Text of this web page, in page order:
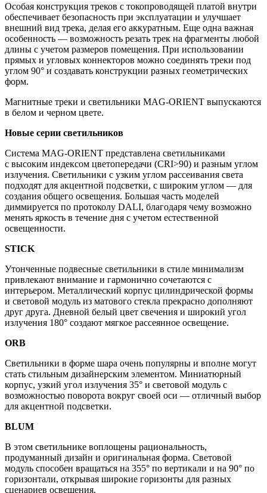
Особая конструкция треков с токопроводящей платой внутри
обеспечивает безопасность при эксплуатации и улучшает
внешний вид трека, делая его аккуратным. Еще одна важная
особенность — возможность резать трек на фрагменты любой
длины с учетом размеров помещения. При использовании
прямых и угловых коннекторов можно соединять треки под
углом 90° и создавать конструкции разных геометрических
форм.
Магнитные треки и светильники MAG-ORIENT выпускаются
в белом и черном цвете.
Новые серии светильников
Система MAG-ORIENT представлена светильниками
с высоким индексом цветопередачи (CRI>90) и разным углом
излучения. Светильники с узким углом рассеивания света
подходят для акцентной подсветки, с широким углом — для
создания общего освещения. Большая часть моделей
диммируется по протоколу DALI, благодаря чему возможно
менять яркость в течение дня с учетом естественной
освещенности.
STICK
Утонченные подвесные светильники в стиле минимализм
привлекают внимание и гармонично сочетаются с
интерьером. Металлический корпус цилиндрической формы
и световой модуль из матового стекла прекрасно дополняют
друг друга. Дневной белый цвет свечения и широкий угол
излучения 180° создают мягкое рассеянное освещение.
ORB
Светильники в форме шара очень популярны и вполне могут
стать стильным дизайнерским элементом. Миниатюрный
корпус, узкий угол излучения 35° и световой модуль с
возможностью поворота вокруг своей оси — отличный выбор
для акцентной подсветки.
BLUM
В этом светильнике воплощены рациональность,
продуманный дизайн и оригинальная форма. Световой
модуль способен вращаться на 355° по вертикали и на 90° по
горизонтали, открывая широкие горизонты для разных
сценариев освещения.